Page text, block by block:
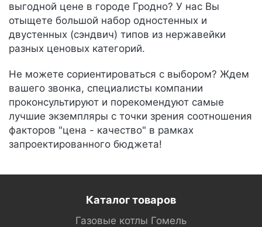
выгодной цене в городе Гродно? У нас Вы
отыщете большой набор одностенных и
двустенных (сэндвич) типов из нержавейки
разных ценовых категорий.
Не можете сориентироваться с выбором? Ждем
вашего звонка, специалисты компании
проконсультируют и порекомендуют самые
лучшие экземпляры с точки зрения соотношения
факторов "цена - качество" в рамках
запроектированного бюджета!
Каталог товаров
Газовые котлы Гомель